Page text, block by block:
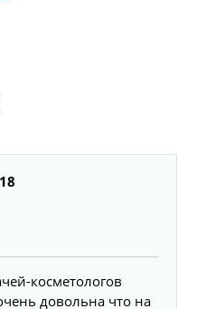
косметологов
довольна что на